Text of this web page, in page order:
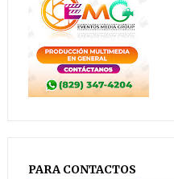
PARA CONTACTOS